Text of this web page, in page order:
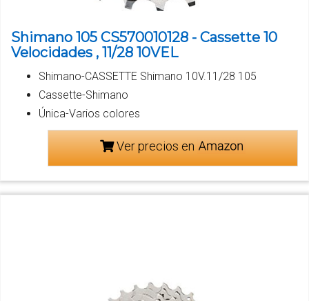
Shimano 105 CS570010128 - Cassette 10
Velocidades , 11/28 10VEL
Shimano-CASSETTE Shimano 10V.11/28 105
Cassette-Shimano
Única-Varios colores
Ver precios en